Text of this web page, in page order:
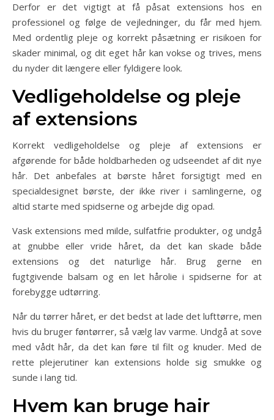
Derfor er det vigtigt at få påsat extensions hos en
professionel og følge de vejledninger, du får med hjem.
Med ordentlig pleje og korrekt påsætning er risikoen for
skader minimal, og dit eget hår kan vokse og trives, mens
du nyder dit længere eller fyldigere look.
Vedligeholdelse og pleje
af extensions
Korrekt vedligeholdelse og pleje af extensions er
afgørende for både holdbarheden og udseendet af dit nye
hår. Det anbefales at børste håret forsigtigt med en
specialdesignet børste, der ikke river i samlingerne, og
altid starte med spidserne og arbejde dig opad.
Vask extensions med milde, sulfatfrie produkter, og undgå
at gnubbe eller vride håret, da det kan skade både
extensions og det naturlige hår. Brug gerne en
fugtgivende balsam og en let hårolie i spidserne for at
forebygge udtørring.
Når du tørrer håret, er det bedst at lade det lufttørre, men
hvis du bruger føntørrer, så vælg lav varme. Undgå at sove
med vådt hår, da det kan føre til filt og knuder. Med de
rette plejerutiner kan extensions holde sig smukke og
sunde i lang tid.
Hvem kan bruge hair